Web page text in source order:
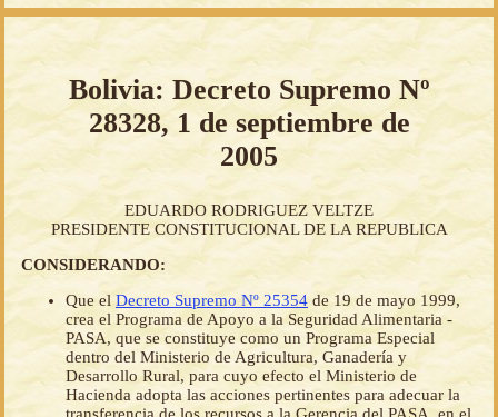
Bolivia: Decreto Supremo Nº
28328, 1 de septiembre de
2005
EDUARDO RODRIGUEZ VELTZE
PRESIDENTE CONSTITUCIONAL DE LA REPUBLICA
CONSIDERANDO:
Que elDecreto Supremo Nº 25354 de 19 de mayo 1999,
crea el Programa de Apoyo a la Seguridad Alimentaria -
PASA, que se constituye como un Programa Especial
dentro del Ministerio de Agricultura, Ganadería y
Desarrollo Rural, para cuyo efecto el Ministerio de
Hacienda adopta las acciones pertinentes para adecuar la